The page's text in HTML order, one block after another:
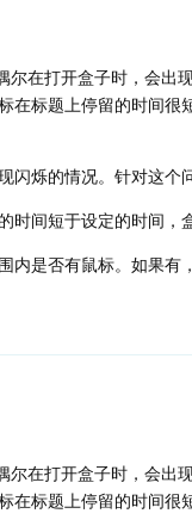
在打开盒子时，会出
在标题上停留的时间很
烁的情况。针对这个
间短于设定的时间，
是否有鼠标。如果有
在打开盒子时，会出
在标题上停留的时间很